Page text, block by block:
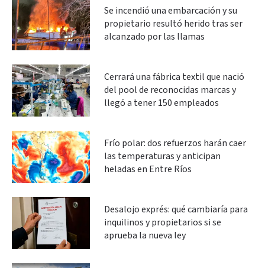
Se incendió una embarcación y su
propietario resultó herido tras ser
alcanzado por las llamas
Cerrará una fábrica textil que nació
del pool de reconocidas marcas y
llegó a tener 150 empleados
Frío polar: dos refuerzos harán caer
las temperaturas y anticipan
heladas en Entre Ríos
Desalojo exprés: qué cambiaría para
inquilinos y propietarios si se
aprueba la nueva ley